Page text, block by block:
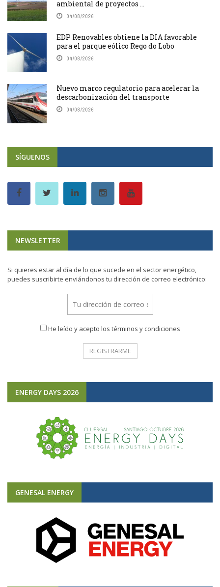
ambiental de proyectos ...
04/08/2026
EDP Renovables obtiene la DIA favorable
para el parque eólico Rego do Lobo
04/08/2026
Nuevo marco regulatorio para acelerar la
descarbonización del transporte
04/08/2026
SÍGUENOS
NEWSLETTER
Si quieres estar al día de lo que sucede en el sector energético,
puedes suscribirte enviándonos tu dirección de correo electrónico:
He leído y acepto los términos y condiciones
ENERGY DAYS 2026
GENESAL ENERGY